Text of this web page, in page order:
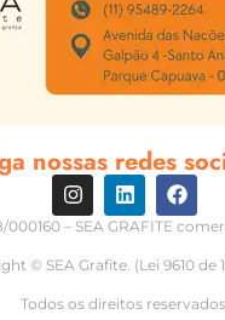
nossas redes
000160 – SEA GRAFITE
© SEA Grafite. (Lei 9610 de
Todos os direitos